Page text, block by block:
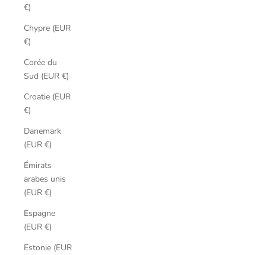
€)
Chypre (EUR
€)
Corée du
Sud (EUR €)
Croatie (EUR
€)
Danemark
(EUR €)
Émirats
arabes unis
(EUR €)
Espagne
(EUR €)
Estonie (EUR